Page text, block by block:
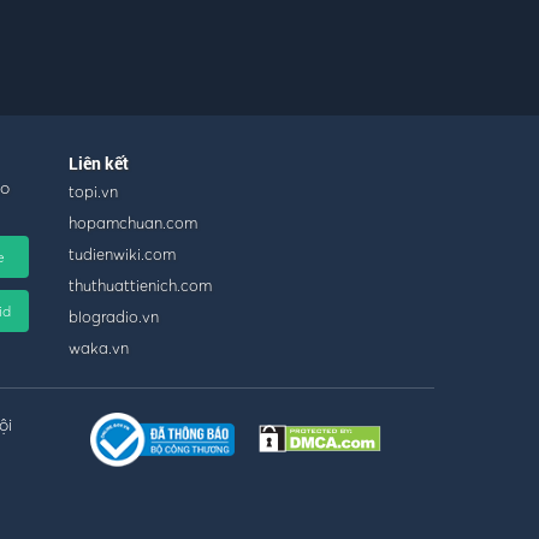
Liên kết
topi.vn
hopamchuan.com
tudienwiki.com
thuthuattienich.com
blogradio.vn
waka.vn